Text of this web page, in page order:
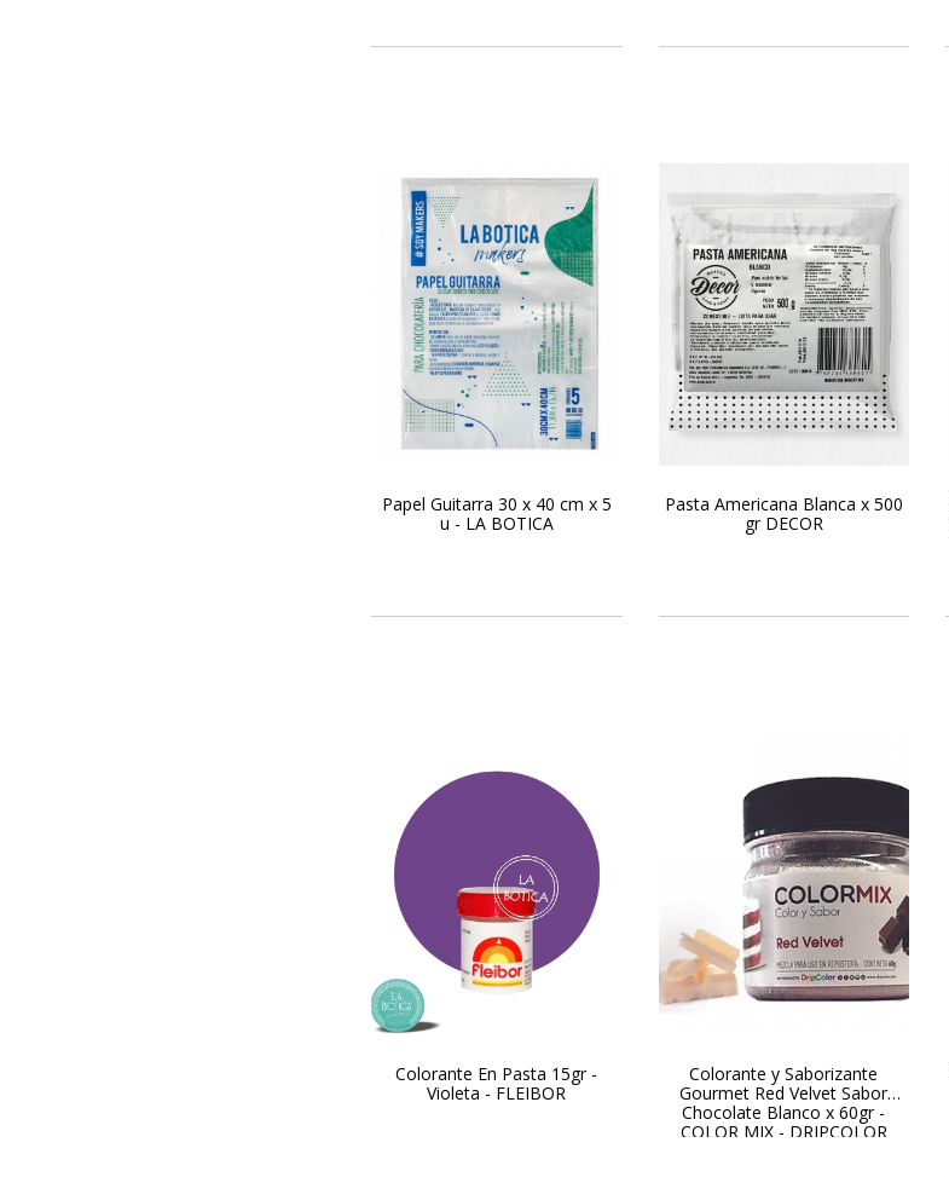
Papel Guitarra 30 x 40 cm x 5
u - LA BOTICA
Pasta Americana Blanca x 500
gr DECOR
Colorante En Pasta 15gr -
Violeta - FLEIBOR
Colorante y Saborizante
Gourmet Red Velvet Sabor
Chocolate Blanco x 60gr -
COLOR MIX - DRIPCOLOR